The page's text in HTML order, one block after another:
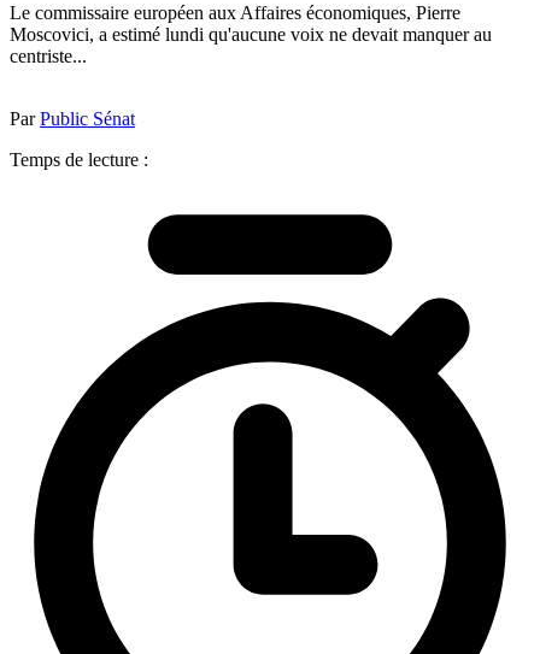
Le commissaire européen aux Affaires économiques, Pierre
Moscovici, a estimé lundi qu'aucune voix ne devait manquer au
centriste...
ParPublic Sénat
Temps de lecture :